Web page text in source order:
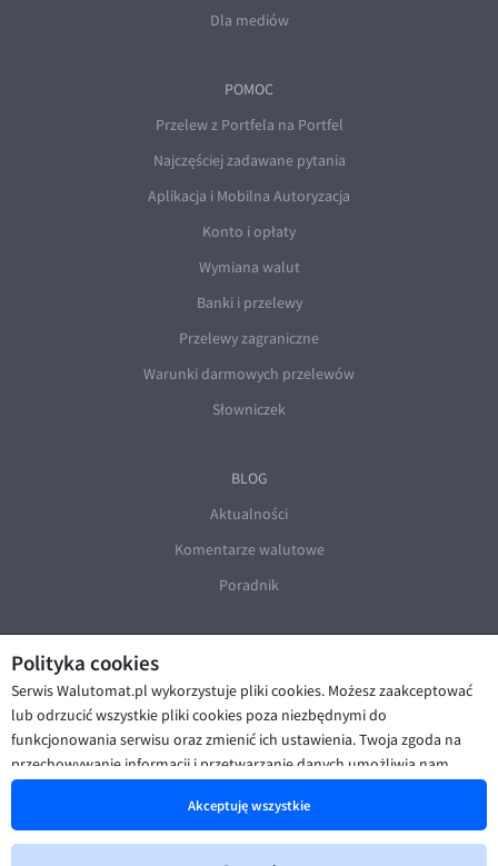
Polityka cookies
Serwis Walutomat.pl wykorzystuje pliki cookies. Możesz zaakceptować
lub odrzucić wszystkie pliki cookies poza niezbędnymi do
funkcjonowania serwisu oraz zmienić ich ustawienia. Twoja zgoda na
przechowywanie informacji i przetwarzanie danych umożliwia nam
poprawę funkcjonalności strony oraz prezentowanie Ci
spersonalizowanych treści i reklam. Więcej informacji znajdziesz w naszej
Akceptuję wszystkie
Dla mediów
POMOC
Przelew z Portfela na Portfel
Najczęściej zadawane pytania
Aplikacja i Mobilna Autoryzacja
Konto i opłaty
Wymiana walut
Banki i przelewy
Przelewy zagraniczne
Warunki darmowych przelewów
Słowniczek
BLOG
Aktualności
Komentarze walutowe
Poradnik
© Walutomat 2026 | Regulaminy
|
Polityka prywatności i cookies | Deklaracja dostępności